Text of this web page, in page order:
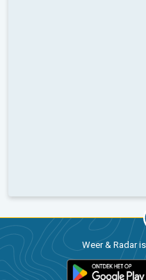
Weer & Radar